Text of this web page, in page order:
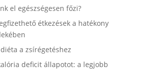
el egészségesen főzi?
étkezések a hatékony
a zsírégetéshez
deficit állapotot: a legjobb